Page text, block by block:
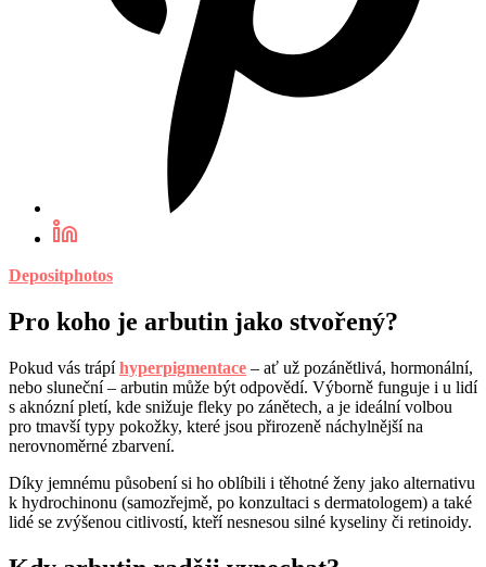
Depositphotos
Pro koho je arbutin jako stvořený?
Pokud vás trápíhyperpigmentace – ať už pozánětlivá, hormonální,
nebo sluneční – arbutin může být odpovědí. Výborně funguje i u lidí
s aknózní pletí, kde snižuje fleky po zánětech, a je ideální volbou
pro tmavší typy pokožky, které jsou přirozeně náchylnější na
nerovnoměrné zbarvení.
Díky jemnému působení si ho oblíbili i těhotné ženy jako alternativu
k hydrochinonu (samozřejmě, po konzultaci s dermatologem) a také
lidé se zvýšenou citlivostí, kteří nesnesou silné kyseliny či retinoidy.